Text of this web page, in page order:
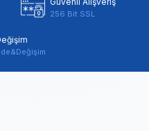
256 Bit SSL